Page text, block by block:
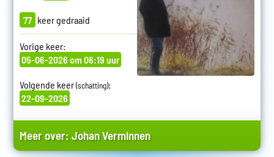
77 keer gedraaid
Vorige keer:
05-06-2026 om 06:19 uur
Volgende keer(schatting):
22-09-2026
Meer over:Johan Verminnen